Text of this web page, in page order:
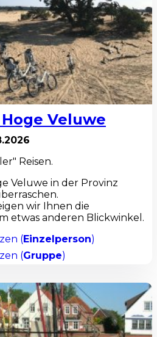
Veluwe
Reisen.
Veluwe in der Provinz
wir Ihnen die
etwas anderen Blickwinkel.
(Einzelperson)
(Gruppe)